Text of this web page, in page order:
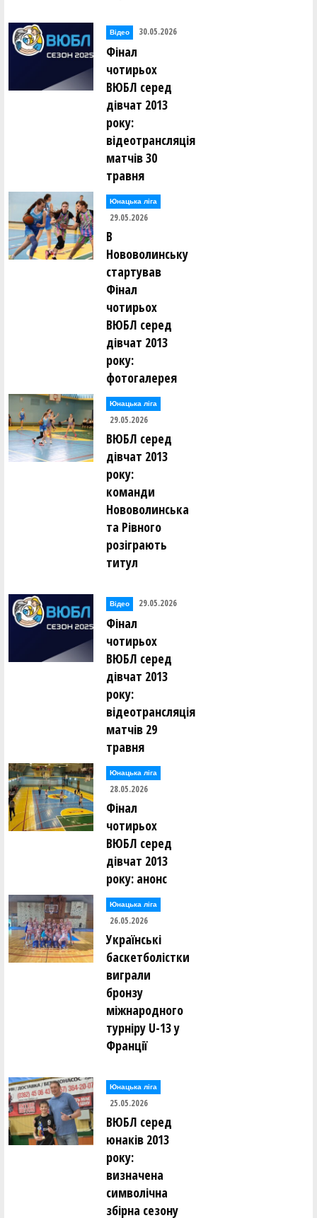
Відео 30.05.2026
Фінал
чотирьох
ВЮБЛ серед
дівчат 2013
року:
відеотрансляція
матчів 30
травня
Юнацька ліга
29.05.2026
В
Нововолинську
стартував
Фінал
чотирьох
ВЮБЛ серед
дівчат 2013
року:
фотогалерея
Юнацька ліга
29.05.2026
ВЮБЛ серед
дівчат 2013
року:
команди
Нововолинська
та Рівного
розіграють
титул
Відео 29.05.2026
Фінал
чотирьох
ВЮБЛ серед
дівчат 2013
року:
відеотрансляція
матчів 29
травня
Юнацька ліга
28.05.2026
Фінал
чотирьох
ВЮБЛ серед
дівчат 2013
року: анонс
Юнацька ліга
26.05.2026
Українські
баскетболістки
виграли
бронзу
міжнародного
турніру U-13 у
Франції
Юнацька ліга
25.05.2026
ВЮБЛ серед
юнаків 2013
року:
визначена
символічна
збірна сезону